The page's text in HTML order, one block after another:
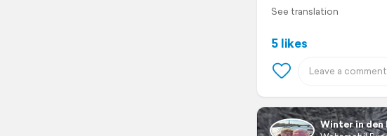
See translation
5 likes
Winter in den